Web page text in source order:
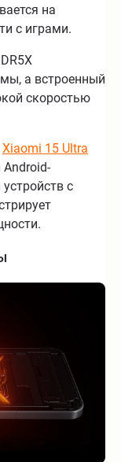
на
с играми.
а встроенный
скоростью
Xiaomi 15 Ultra
с